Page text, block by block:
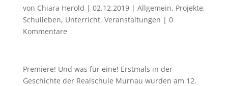
von Chiara Herold | 02.12.2019| Allgemein, Projekte,
Schulleben, Unterricht, Veranstaltungen | 0
Kommentare
Premiere! Und was für eine! Erstmals in der
Geschichte der Realschule Murnau wurden am 12.